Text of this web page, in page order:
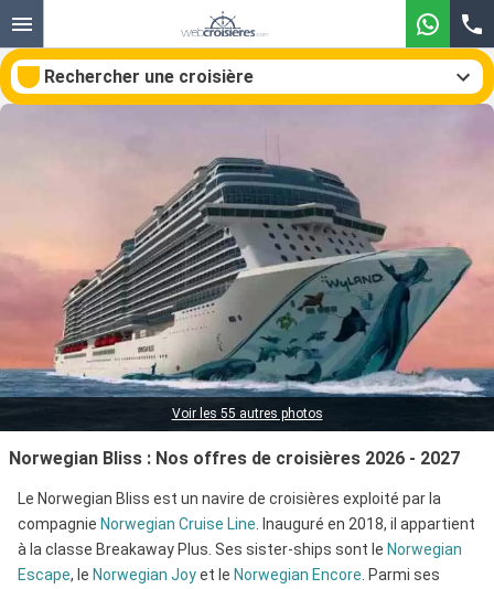
Rechercher une croisière
Nos destinations
Mois de départ
Ports Compagnies
Rechercher
Norwegian Bliss : Nos offres de croisières 2026 - 2027
Le Norwegian Bliss est un navire de croisières exploité par la
compagnie Norwegian Cruise Line . Inauguré en 2018, il appartient
à la classe Breakaway Plus. Ses sister-ships sont le Norwegian
Escape, le Norwegian Joyet le Norwegian Encore . Parmi ses
Voir les 55 autres photos